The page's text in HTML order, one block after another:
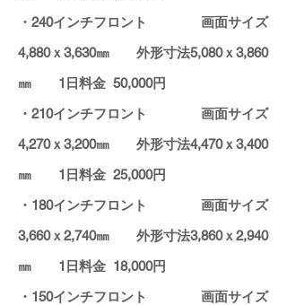
・240インチフロント 画面サイズ
4,880ｘ3,630㎜ 外形寸法5,080ｘ3,860
㎜ 1日料金 50,000円
・210インチフロント 画面サイズ
4,270ｘ3,200㎜ 外形寸法4,470ｘ3,400
㎜ 1日料金 25,000円
・180インチフロント 画面サイズ
3,660ｘ2,740㎜ 外形寸法3,860ｘ2,940
㎜ 1日料金 18,000円
・150インチフロント 画面サイズ